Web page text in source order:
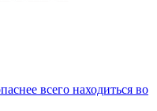
всего находиться во